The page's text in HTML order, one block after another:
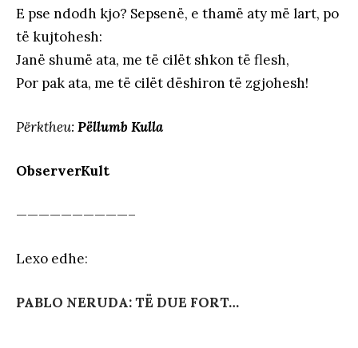
E pse ndodh kjo? Sepsenë, e thamë aty më lart, po
të kujtohesh:
Janë shumë ata, me të cilët shkon të flesh,
Por pak ata, me të cilët dëshiron të zgjohesh!
Përktheu: Pëllumb Kulla
ObserverKult
——————————–
Lexo edhe:
PABLO NERUDA: TË DUE FORT…